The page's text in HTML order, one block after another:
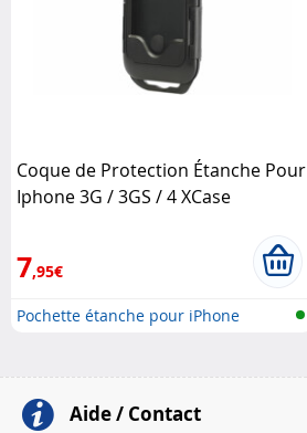
Coque de Protection Étanche Pour
Iphone 3G / 3GS / 4 XCase
7,95€
Pochette étanche pour iPhone
Aide / Contact